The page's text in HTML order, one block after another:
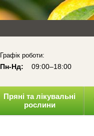
Графік роботи:
Пн-Нд: 09:00–18:00
Пряні та лікувальні
рослини